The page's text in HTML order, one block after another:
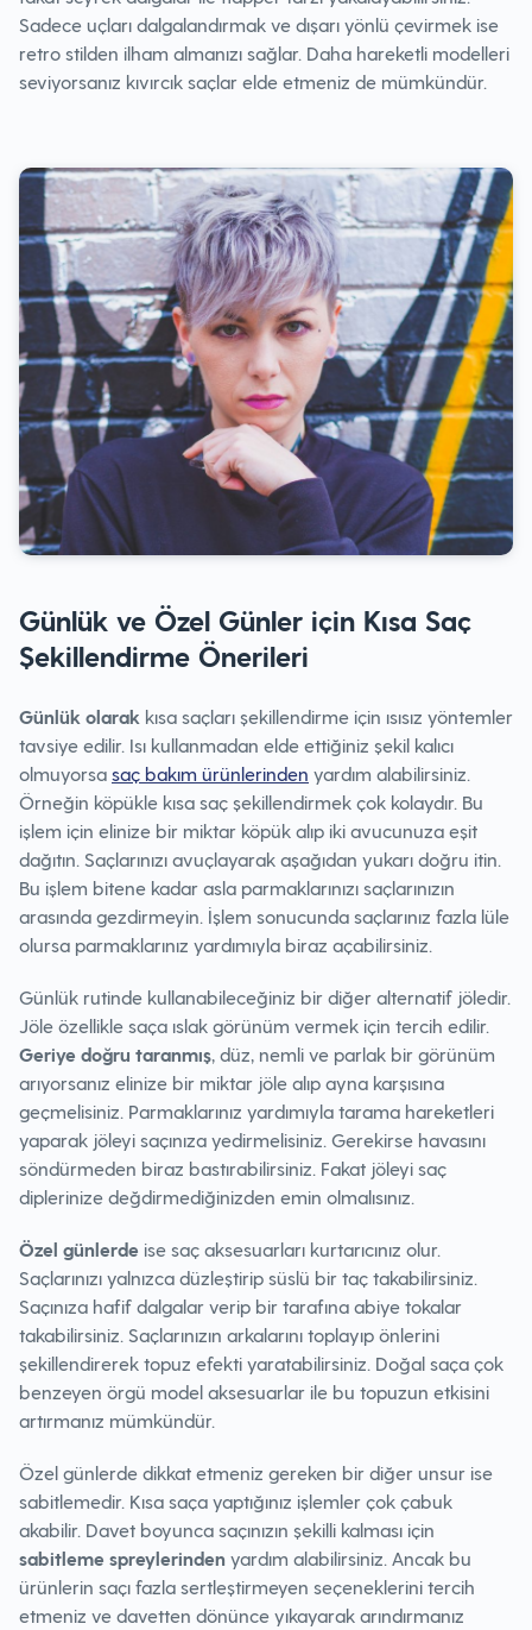
Sadece uçları dalgalandırmak ve dışarı yönlü çevirmek ise
retro stilden ilham almanızı sağlar. Daha hareketli modelleri
seviyorsanız kıvırcık saçlar elde etmeniz de mümkündür.
Günlük ve Özel Günler için Kısa Saç
Şekillendirme Önerileri
Günlük olarak kısa saçları şekillendirme için ısısız yöntemler
tavsiye edilir. Isı kullanmadan elde ettiğiniz şekil kalıcı
olmuyorsa saç bakım ürünlerinden yardım alabilirsiniz.
Örneğin köpükle kısa saç şekillendirmek çok kolaydır. Bu
işlem için elinize bir miktar köpük alıp iki avucunuza eşit
dağıtın. Saçlarınızı avuçlayarak aşağıdan yukarı doğru itin.
Bu işlem bitene kadar asla parmaklarınızı saçlarınızın
arasında gezdirmeyin. İşlem sonucunda saçlarınız fazla lüle
olursa parmaklarınız yardımıyla biraz açabilirsiniz.
Günlük rutinde kullanabileceğiniz bir diğer alternatif jöledir.
Jöle özellikle saça ıslak görünüm vermek için tercih edilir.
Geriye doğru taranmış, düz, nemli ve parlak bir görünüm
arıyorsanız elinize bir miktar jöle alıp ayna karşısına
geçmelisiniz. Parmaklarınız yardımıyla tarama hareketleri
yaparak jöleyi saçınıza yedirmelisiniz. Gerekirse havasını
söndürmeden biraz bastırabilirsiniz. Fakat jöleyi saç
diplerinize değdirmediğinizden emin olmalısınız.
Özel günlerde ise saç aksesuarları kurtarıcınız olur.
Saçlarınızı yalnızca düzleştirip süslü bir taç takabilirsiniz.
Saçınıza hafif dalgalar verip bir tarafına abiye tokalar
takabilirsiniz. Saçlarınızın arkalarını toplayıp önlerini
şekillendirerek topuz efekti yaratabilirsiniz. Doğal saça çok
benzeyen örgü model aksesuarlar ile bu topuzun etkisini
artırmanız mümkündür.
Özel günlerde dikkat etmeniz gereken bir diğer unsur ise
sabitlemedir. Kısa saça yaptığınız işlemler çok çabuk
akabilir. Davet boyunca saçınızın şekilli kalması için
sabitleme spreylerinden yardım alabilirsiniz. Ancak bu
ürünlerin saçı fazla sertleştirmeyen seçeneklerini tercih
etmeniz ve davetten dönünce yıkayarak arındırmanız